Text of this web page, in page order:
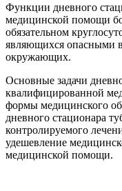
Функции дневного
медицинской помощи
обязательном
являющихся опасными
окружающих.
Основные задачи
квалифицированной
формы медицинского
дневного стационара
контролируемого
удешевление
медицинской помощи.